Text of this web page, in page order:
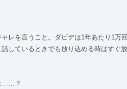
レを言うこと。ダビデは1年あたり1万
しているときでも放り込める時はすぐ
……？